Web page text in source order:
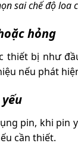
sai chế độ loa
hỏng
thiết bị như
nếu phát
pin, khi pin
cần thiết.